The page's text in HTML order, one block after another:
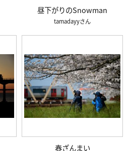
昼下がりのSnowman
tamadayy
春ざんまい